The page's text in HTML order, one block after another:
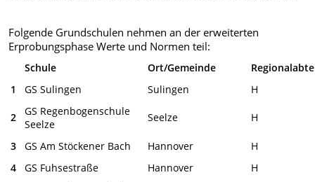
Folgende Grundschulen nehmen an der erweiterten
Erprobungsphase Werte und Normen teil:
Schule Ort/Gemeinde
1
GS Sulingen Sulingen H
2
GS Regenbogenschule
Seelze
Seelze H
3 GS Am Stöckener Bach Hannover
H
4
GS Fuhsestraße Hannover H